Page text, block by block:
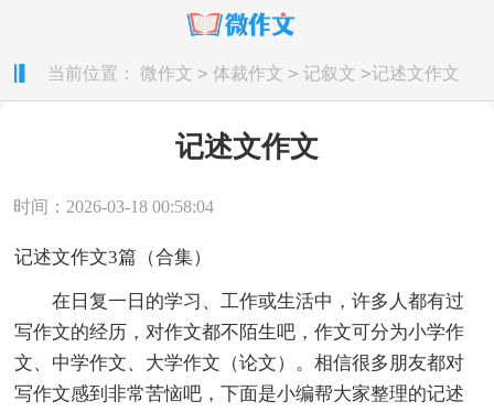
当前位置： 微作文 > 体裁作文 > 记叙文 >记述文作文
记述文作文
时间：2026-03-18 00:58:04
记述文作文3篇（合集）
在日复一日的学习、工作或生活中，许多人都有过
写作文的经历，对作文都不陌生吧，作文可分为小学作
文、中学作文、大学作文（论文）。相信很多朋友都对
写作文感到非常苦恼吧，下面是小编帮大家整理的记述